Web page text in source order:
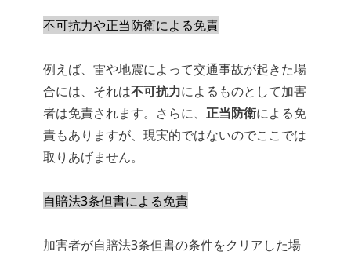
不可抗力や正当防衛による免責
例えば、雷や地震によって交通事故が起きた場
合には、それは不可抗力によるものとして加害
者は免責されます。さらに、 正当防衛による免
責もありますが、現実的ではないのでここでは
取りあげません。
自賠法3条但書による免責
加害者が自賠法3条但書の条件をクリアした場